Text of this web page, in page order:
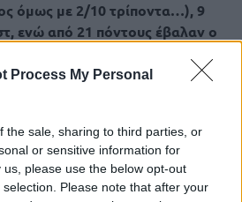
Process My Personal
the sale, sharing to third parties, or
or sensitive information for
please use the below opt-out
Please note that after your
όμως με 2/10 τρίποντα…), 9
ενώ από 21 πόντους έβαλαν ο